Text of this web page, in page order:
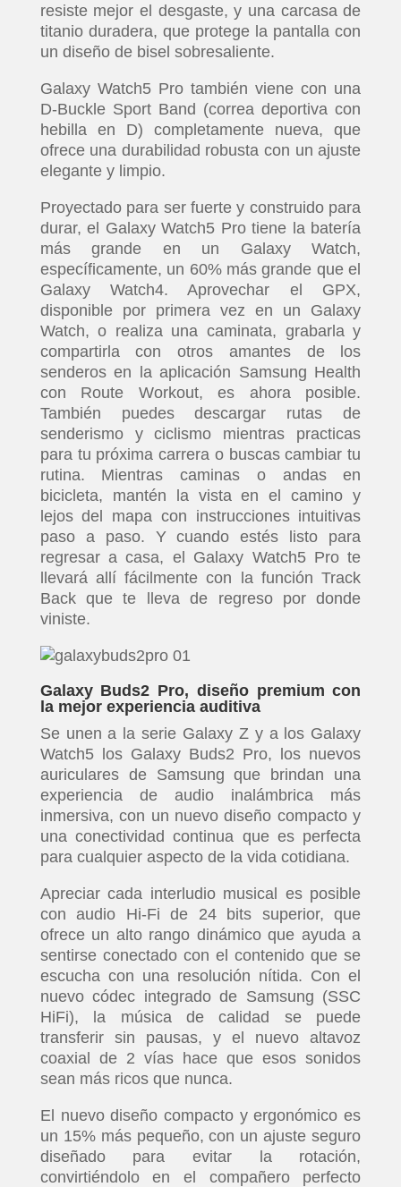
INICIO
PELICULAS
SERIES
TECNOVITOS
T-
PLUS
EVENTOS
resiste mejor el desgaste, y una carcasa de
titanio duradera, que protege la pantalla con
un diseño de bisel sobresaliente.
Galaxy Watch5 Pro también viene con una
D-Buckle Sport Band (correa deportiva con
hebilla en D) completamente nueva, que
ofrece una durabilidad robusta con un ajuste
elegante y limpio.
Proyectado para ser fuerte y construido para
durar, el Galaxy Watch5 Pro tiene la batería
más grande en un Galaxy Watch,
específicamente, un 60% más grande que el
Galaxy Watch4. Aprovechar el GPX,
disponible por primera vez en un Galaxy
Watch, o realiza una caminata, grabarla y
compartirla con otros amantes de los
senderos en la aplicación Samsung Health
con Route Workout, es ahora posible.
También puedes descargar rutas de
senderismo y ciclismo mientras practicas
para tu próxima carrera o buscas cambiar tu
rutina. Mientras caminas o andas en
bicicleta, mantén la vista en el camino y
lejos del mapa con instrucciones intuitivas
paso a paso. Y cuando estés listo para
regresar a casa, el Galaxy Watch5 Pro te
llevará allí fácilmente con la función Track
Back que te lleva de regreso por donde
viniste.
Galaxy Buds2 Pro, diseño premium con
la mejor experiencia auditiva
Se unen a la serie Galaxy Z y a los Galaxy
Watch5 los Galaxy Buds2 Pro, los nuevos
auriculares de Samsung que brindan una
experiencia de audio inalámbrica más
inmersiva, con un nuevo diseño compacto y
una conectividad continua que es perfecta
para cualquier aspecto de la vida cotidiana.
Apreciar cada interludio musical es posible
con audio Hi-Fi de 24 bits superior, que
ofrece un alto rango dinámico que ayuda a
sentirse conectado con el contenido que se
escucha con una resolución nítida. Con el
nuevo códec integrado de Samsung (SSC
HiFi), la música de calidad se puede
transferir sin pausas, y el nuevo altavoz
coaxial de 2 vías hace que esos sonidos
sean más ricos que nunca.
El nuevo diseño compacto y ergonómico es
un 15% más pequeño, con un ajuste seguro
diseñado para evitar la rotación,
convirtiéndolo en el compañero perfecto